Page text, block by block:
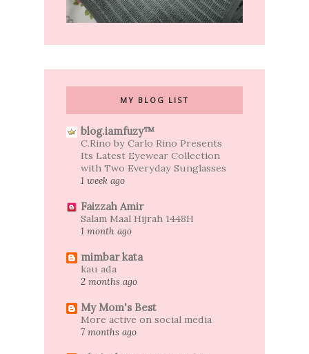
MY BLOG LIST
blog.iamfuzy™
C.Rino by Carlo Rino Presents
Its Latest Eyewear Collection
with Two Everyday Sunglasses
1 week ago
Faizzah Amir
Salam Maal Hijrah 1448H
1 month ago
mimbar kata
kau ada
2 months ago
My Mom's Best
More active on social media
7 months ago